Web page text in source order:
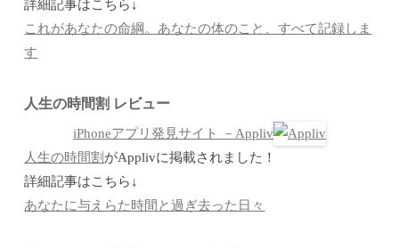
詳細記事はこちら↓
これがあなたの命綱。あなたの体のこと、すべて記録しま
す
人生の時間割 レビュー
iPhoneアプリ発見サイト －Appliv
人生の時間割 がApplivに掲載されました！
詳細記事はこちら↓
あなたに与えらた時間と過ぎ去った日々